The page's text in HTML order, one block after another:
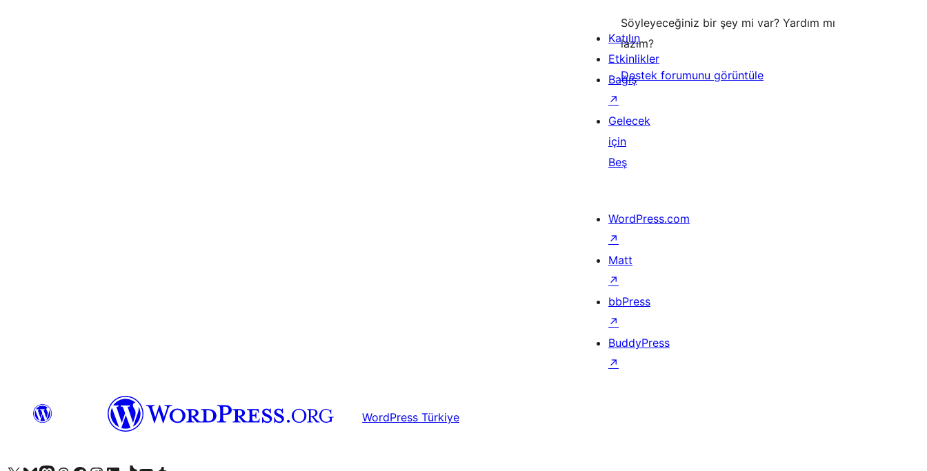
Söyleyeceğiniz bir şey mi var? Yardım mı
lazım?
Destek forumunu görüntüle
Katılın
Etkinlikler
Bağış
↗
Gelecek
için
Beş
WordPress.com
↗
Matt
↗
bbPress
↗
BuddyPress
↗
WordPress Türkiye